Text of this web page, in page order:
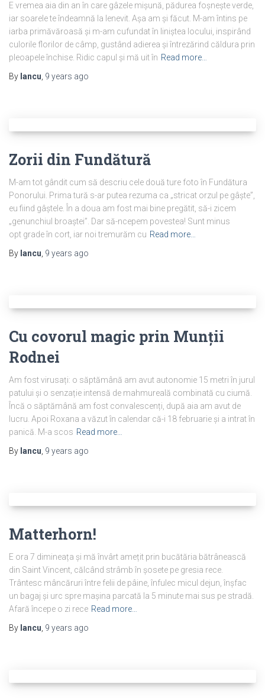
E vremea aia din an în care gâzele mișună, pădurea foșnește verde,
iar soarele te îndeamnă la lenevit. Așa am și făcut. M-am întins pe
iarba primăvăroasă și m-am cufundat în liniștea locului, inspirând
culorile florilor de câmp, gustând adierea și întrezărind căldura prin
pleoapele închise. Ridic capul și mă uit în Read more…
By Iancu 9 years ago
Zorii din Fundătură
M-am tot gândit cum să descriu cele două ture foto în Fundătura
Ponorului. Prima tură s-ar putea rezuma ca „stricat orzul pe gâște”,
eu fiind gâștele. În a doua am fost mai bine pregătit, să-i zicem
„genunchiul broaștei”. Dar să-ncepem povestea! Sunt minus
opt grade în cort, iar noi tremurăm cu Read more…
By Iancu 9 years ago
Cu covorul magic prin Munții
Rodnei
Am fost virusați: o săptămână am avut autonomie 15 metri în jurul
patului și o senzație intensă de mahmureală combinată cu ciumă.
Încă o săptămână am fost convalescenți, după aia am avut de
lucru. Apoi Roxana a văzut în calendar că-i 18 februarie și a intrat în
panică. M-a scos Read more…
By Iancu 9 years ago
Matterhorn!
E ora 7 dimineața și mă învârt amețit prin bucătăria bătrânească
din Saint Vincent, călcând strâmb în șosete pe gresia rece.
Trântesc mâncăruri între felii de pâine, înfulec micul dejun, înșfac
un bagaj și urc spre mașina parcată la 5 minute mai sus pe stradă.
Afară începe o zi rece Read more…
By Iancu 9 years ago